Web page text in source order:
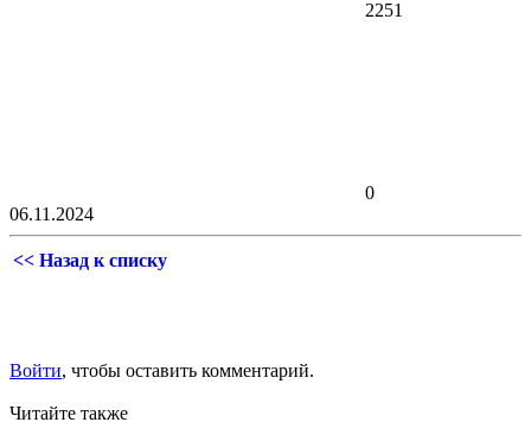
2251
0
06.11.2024
<< Назад к списку
Войти, чтобы оставить комментарий.
Читайте также